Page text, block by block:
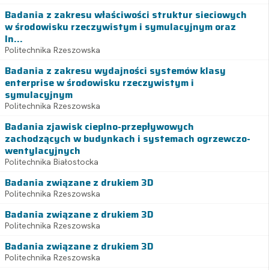
Badania z zakresu właściwości struktur sieciowych
w środowisku rzeczywistym i symulacyjnym oraz
In...
Politechnika Rzeszowska
Badania z zakresu wydajności systemów klasy
enterprise w środowisku rzeczywistym i
symulacyjnym
Politechnika Rzeszowska
Badania zjawisk cieplno-przepływowych
zachodzących w budynkach i systemach ogrzewczo-
wentylacyjnych
Politechnika Białostocka
Badania związane z drukiem 3D
Politechnika Rzeszowska
Badania związane z drukiem 3D
Politechnika Rzeszowska
Badania związane z drukiem 3D
Politechnika Rzeszowska